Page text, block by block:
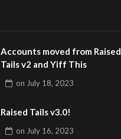
Accounts moved from Raised
Tails v2 and Yiff This
on July 18, 2023
Raised Tails v3.0!
on July 16, 2023